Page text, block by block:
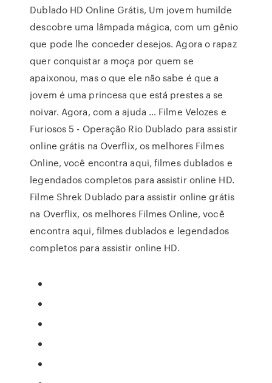
Dublado HD Online Grátis, Um jovem humilde
descobre uma lâmpada mágica, com um gênio
que pode lhe conceder desejos. Agora o rapaz
quer conquistar a moça por quem se
apaixonou, mas o que ele não sabe é que a
jovem é uma princesa que está prestes a se
noivar. Agora, com a ajuda … Filme Velozes e
Furiosos 5 - Operação Rio Dublado para assistir
online grátis na Overflix, os melhores Filmes
Online, você encontra aqui, filmes dublados e
legendados completos para assistir online HD.
Filme Shrek Dublado para assistir online grátis
na Overflix, os melhores Filmes Online, você
encontra aqui, filmes dublados e legendados
completos para assistir online HD.